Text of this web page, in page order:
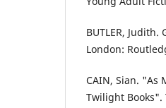
BUTLER,
London:
CAIN, Sian. "As
Twilight Books".